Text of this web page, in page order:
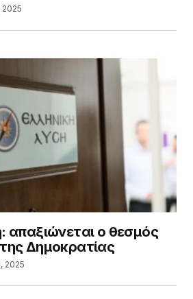
2025
απαξιώνεται ο θεσμός
Δημοκρατίας
2025